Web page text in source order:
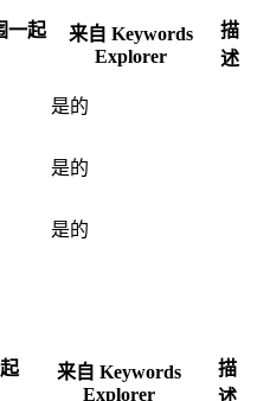
一起
来自 Keywords
Explorer
描
述
是的
是的
是的
来自 Keywords
Explorer
描
述